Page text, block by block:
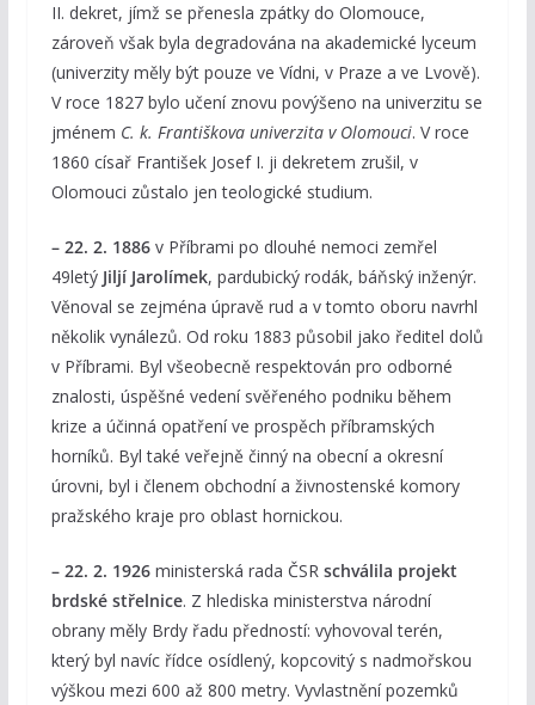
II. dekret, jímž se přenesla zpátky do Olomouce,
zároveň však byla degradována na akademické lyceum
(univerzity měly být pouze ve Vídni, v Praze a ve Lvově).
V roce 1827 bylo učení znovu povýšeno na univerzitu se
jménem C. k. Františkova univerzita v Olomouci. V roce
1860 císař František Josef I. ji dekretem zrušil, v
Olomouci zůstalo jen teologické studium.
– 22. 2. 1886v Příbrami po dlouhé nemoci zemřel
49letý Jiljí Jarolímek, pardubický rodák, báňský inženýr.
Věnoval se zejména úpravě rud a v tomto oboru navrhl
několik vynálezů. Od roku 1883 působil jako ředitel dolů
v Příbrami. Byl všeobecně respektován pro odborné
znalosti, úspěšné vedení svěřeného podniku během
krize a účinná opatření ve prospěch příbramských
horníků. Byl také veřejně činný na obecní a okresní
úrovni, byl i členem obchodní a živnostenské komory
pražského kraje pro oblast hornickou.
– 22. 2. 1926ministerská rada ČSR schválila projekt
brdské střelnice. Z hlediska ministerstva národní
obrany měly Brdy řadu předností: vyhovoval terén,
který byl navíc řídce osídlený, kopcovitý s nadmořskou
výškou mezi 600 až 800 metry. Vyvlastnění pozemků